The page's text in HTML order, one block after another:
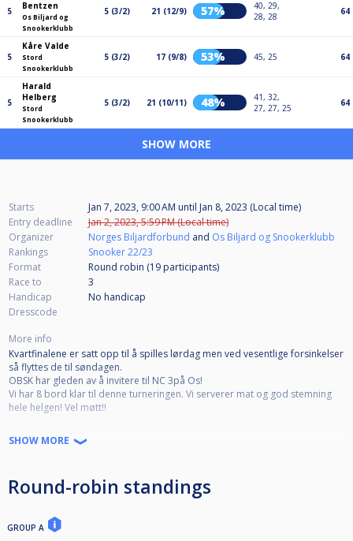
5
Bentzen
Os Biljard og
Snookerklubb
5 (3/2) 21 (12/9) 57%
40, 29,
28, 28
64
5
Kåre Valde
Stord
Snookerklubb
5 (3/2) 17 (9/8) 53% 45, 25 64
5
Harald
Helberg
Stord
Snookerklubb
5 (3/2) 21 (10/11) 48%
41, 32,
27, 27, 25
64
SHOW MORE
Starts Jan 7, 2023, 9:00 AM until Jan 8, 2023 (Local time)
Entry deadline
Jan 2, 2023, 5:59 PM (Local time)
Organizer
Norges Biljardforbund and Os Biljard og Snookerklubb
Rankings
Snooker 22/23
Format
Round robin (19 participants)
Race to
3
Handicap
No handicap
Dresscode
More info
Kvartfinalene er satt opp til å spilles lørdag men ved vesentlige forsinkelser
så flyttes de til søndagen.
OBSK har gleden av å invitere til NC 3på Os!
Vi har 8 bord klar til denne turneringen. Vi serverer mat og god stemning
hele helgen! Vel møtt!!
Endelig tidsskjema for hele helgen blir satt opp etter at påmeldingsfristen
er gått ut.
samt Air BNB.
Thon Hotel Bergen Airport - ligger ca 20 minutter unna med bil.
http://www.thonhotels.no/
SHOW MORE
Round-robin standings
GROUP A